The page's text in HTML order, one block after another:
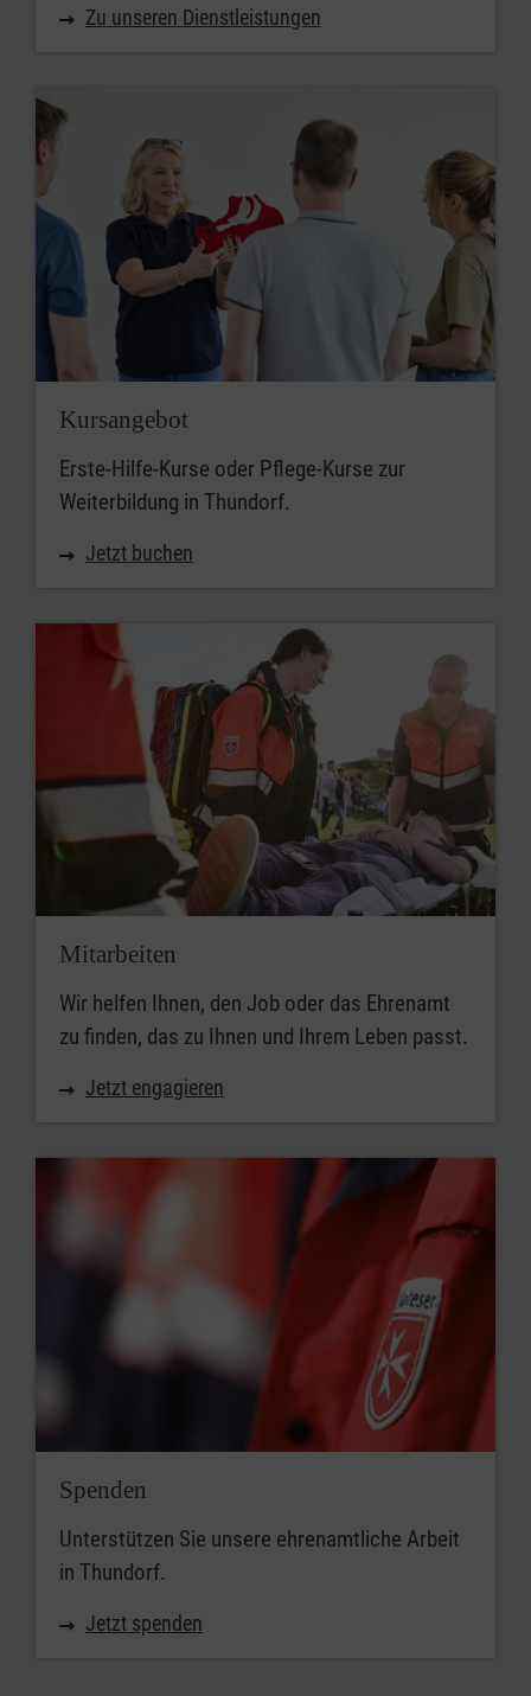
Zu unseren Dienstleistungen
Kursangebot
Erste-Hilfe-Kurse oder Pflege-Kurse zur
Weiterbildung in Thundorf.
Jetzt buchen
Mitarbeiten
Wir helfen Ihnen, den Job oder das Ehrenamt
zu finden, das zu Ihnen und Ihrem Leben passt.
Jetzt engagieren
Spenden
Unterstützen Sie unsere ehrenamtliche Arbeit
in Thundorf.
Jetzt spenden